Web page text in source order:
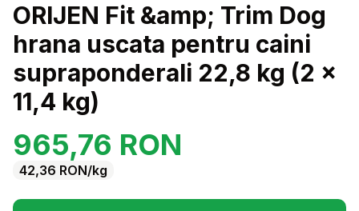
ORIJEN Fit &amp; Trim Dog
hrana uscata pentru caini
supraponderali 22,8 kg (2 x
11,4 kg)
965,76 RON
42,36 RON/kg